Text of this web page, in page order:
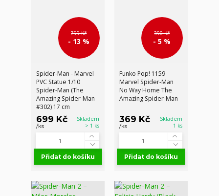
799 Kč
- 13 %
Spider-Man - Marvel
PVC Statue 1/10
Spider-Man (The
Amazing Spider-Man
#302) 17 cm
699 Kč
/ks
Skladem
> 1 ks
Přidat do košíku
390 Kč
- 5 %
Funko Pop! 1159
Marvel Spider-Man
No Way Home The
Amazing Spider-Man
369 Kč
/ks
Skladem
1 ks
Přidat do košíku